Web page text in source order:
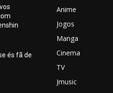
és fã de
Anime
Jogos
Manga
Cinema
TV
Jmusic